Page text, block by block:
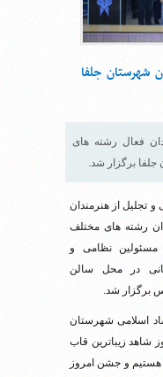
جلفا
فعال رشته های
برگزار شد.
تجلیل از هنرمندان
رشته های مختلف
مسئولین نظامی و
در محل سالن
برگزار شد.
اسلامی شهرستان
شاهد زیباترین قاب
هستیم و جشن امروز